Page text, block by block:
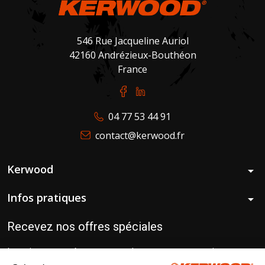
546 Rue Jacqueline Auriol
42160 Andrézieux-Bouthéon
France
04 77 53 44 91
contact@kerwood.fr
Kerwood
arrow_drop_down
Infos pratiques
arrow_drop_down
Recevez nos offres spéciales
Inscrivez-vous à notre newsletter pour recevoir